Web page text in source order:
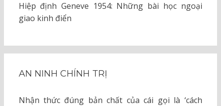
Hiệp định Geneve 1954: Những bài học ngoại
giao kinh điển
AN NINH CHÍNH TRỊ
Nhận thức đúng bản chất của cái gọi là ‘cách